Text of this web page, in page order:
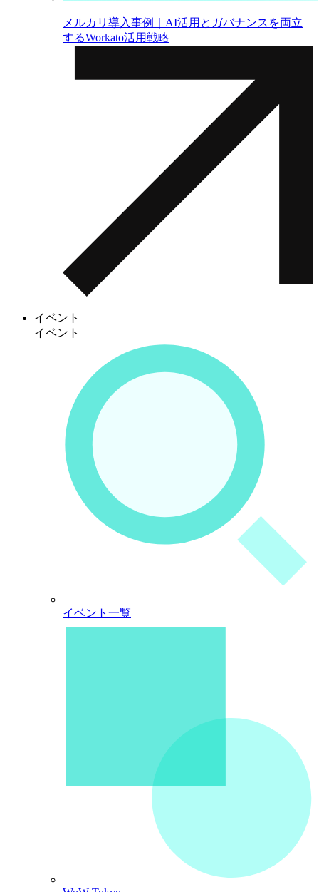
メルカリ導入事例｜AI活用とガバナンスを両立
するWorkato活用戦略
イベント
イベント
イベント一覧